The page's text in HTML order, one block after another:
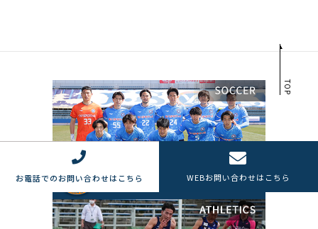
TOP
お電話でのお問い合わせはこちら WEBお問い合わせはこちら